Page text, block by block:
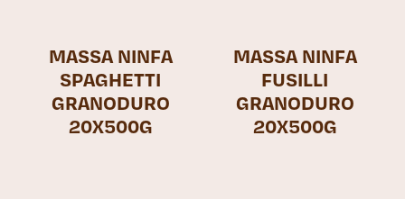
MASSA NINFA
SPAGHETTI
GRANODURO
20X500G
MASSA NINFA
FUSILLI
GRANODURO
20X500G